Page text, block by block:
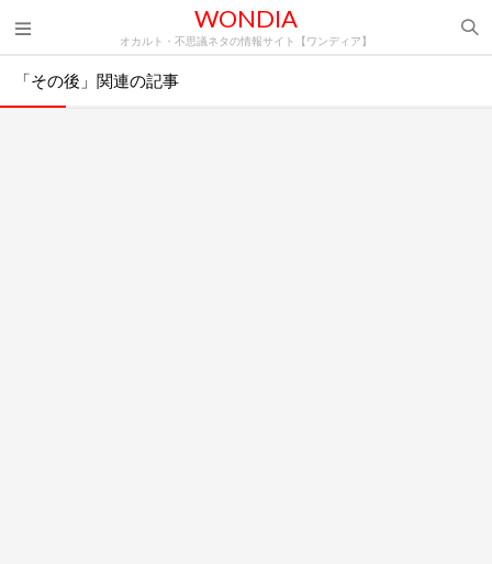
WONDIA
オカルト・不思議ネタの情報サイト【ワンディア】
「その後」関連の記事